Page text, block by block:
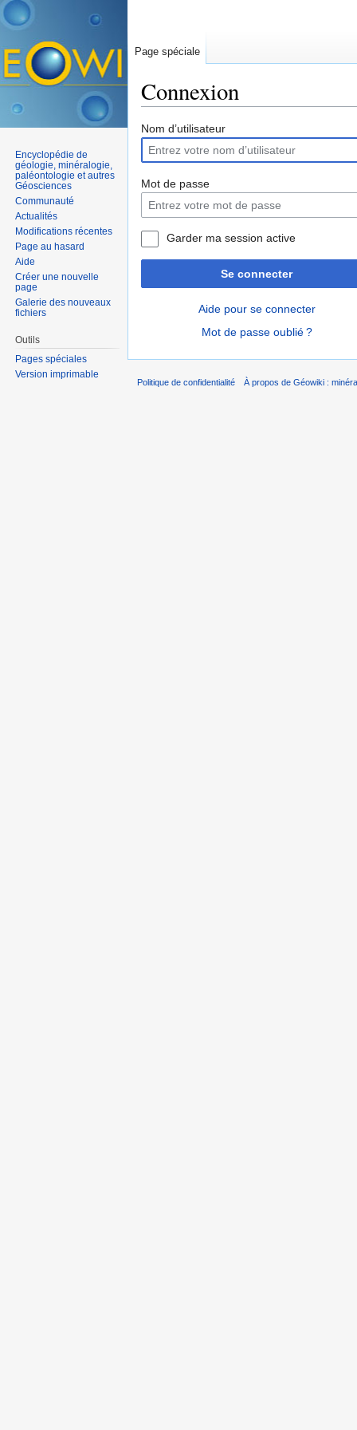
Connexion
Nom d’utilisateur
Mot de passe
Garder ma session active
Se connecter
Aide pour se connecter
Mot de passe oublié ?
Page spéciale
Encyclopédie de
géologie, minéralogie,
paléontologie et autres
Géosciences
Communauté
Actualités
Modifications récentes
Page au hasard
Aide
Créer une nouvelle
page
Galerie des nouveaux
fichiers
Outils
Pages spéciales
Version imprimable
Politique de confidentialité À propos de Géowiki :